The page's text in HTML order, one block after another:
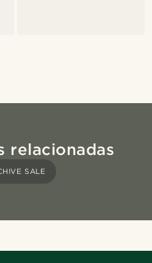
relacionadas
SALE